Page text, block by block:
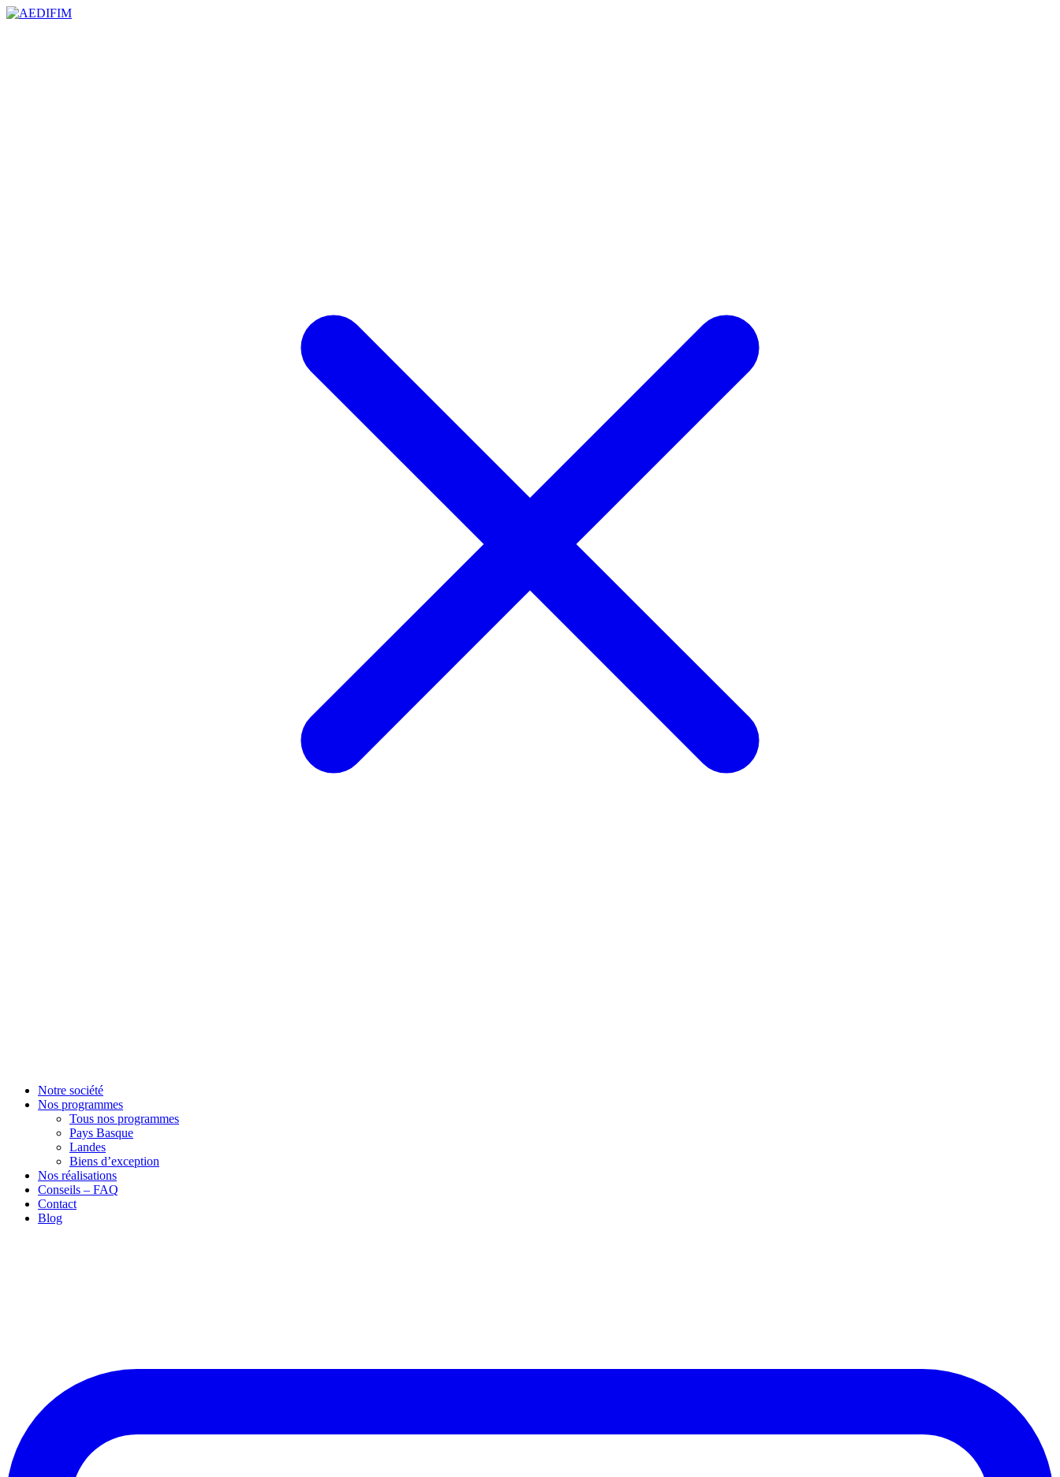
Notre société
Nos programmes
Tous nos programmes
Pays Basque
Landes
Biens d’exception
Nos réalisations
Conseils – FAQ
Contact
Blog